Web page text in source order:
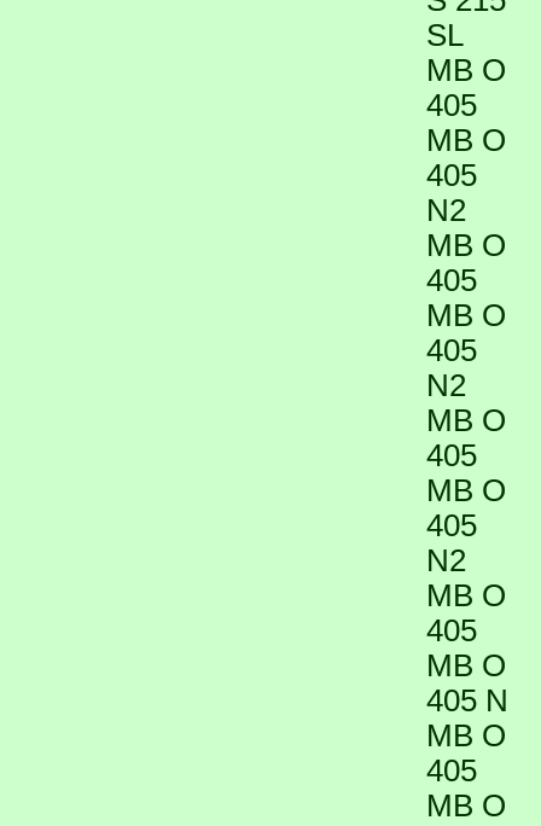
SL
MB O
405
MB O
405
N2
MB O
405
MB O
405
N2
MB O
405
MB O
405
N2
MB O
405
MB O
405 N
MB O
405
MB O